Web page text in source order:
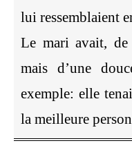
lui ressemblaient
Le mari avait,
mais d’une
exemple: elle
la meilleure